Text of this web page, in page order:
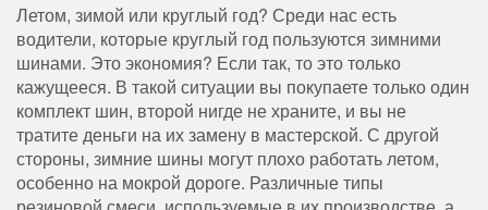
Летом, зимой или круглый год? Среди нас есть
водители, которые круглый год пользуются зимними
шинами. Это экономия? Если так, то это только
кажущееся. В такой ситуации вы покупаете только один
комплект шин, второй нигде не храните, и вы не
тратите деньги на их замену в мастерской. С другой
стороны, зимние шины могут плохо работать летом,
особенно на мокрой дороге. Различные типы